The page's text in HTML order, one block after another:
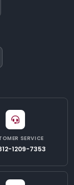
SERVICE
1209-7353